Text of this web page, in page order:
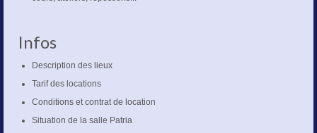
Infos
Description des lieux
Tarif des locations
Conditions et contrat de location
Situation de la salle Patria